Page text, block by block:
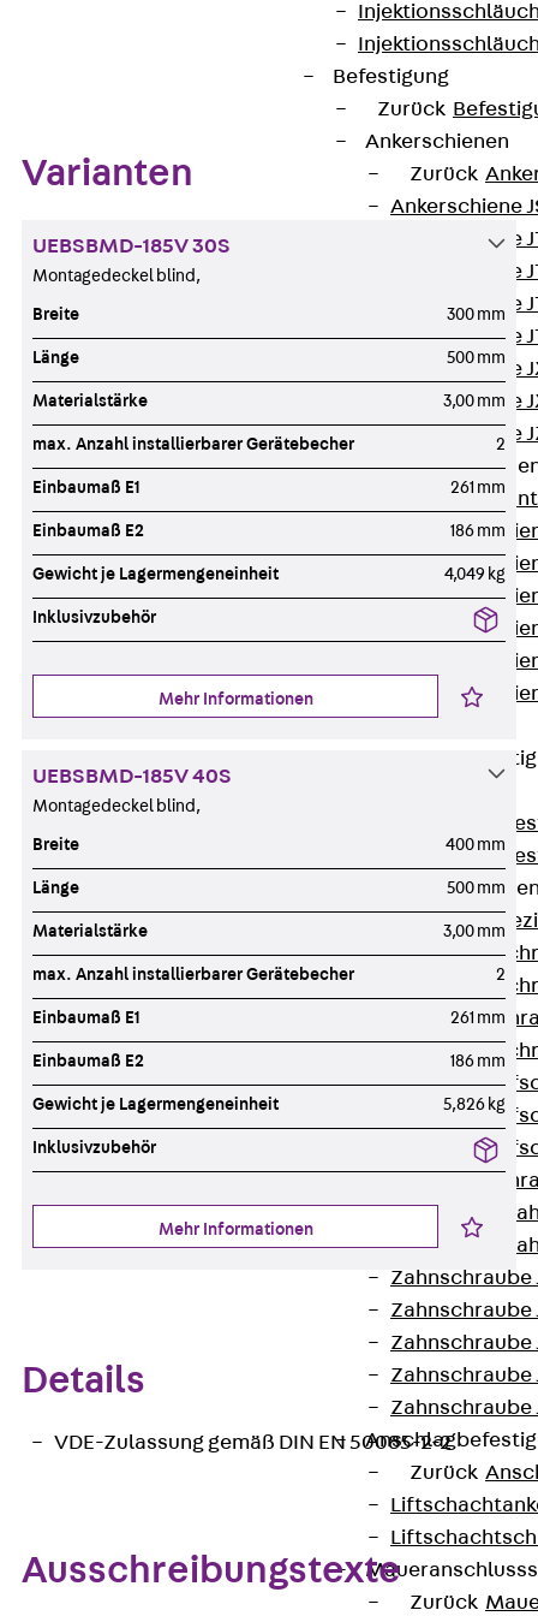
Befestigung
Zurück
Ankerschienen
Zurück
Ankerschiene
Ankerschiene
Ankerschiene
Ankerschiene
Ankerschiene
Ankerschiene
Ankerschiene
Ankerschiene
Zurück
Zurück
Zahnschraube
Zahnschraube
Zahnschraube
Zahnschraube
Zahnschraube
Zurück
Zurück
Varianten
UEBSBMD-185V 30S
Montagedeckel blind,
Breite 300 mm
Länge 500 mm
Materialstärke 3,00 mm
max. Anzahl installierbarer Gerätebecher 2
Einbaumaß E1 261 mm
Einbaumaß E2 186 mm
Gewicht je Lagermengeneinheit 4,049 kg
Inklusivzubehör
Mehr Informationen
UEBSBMD-185V 40S
Montagedeckel blind,
Breite 400 mm
Länge 500 mm
Materialstärke 3,00 mm
max. Anzahl installierbarer Gerätebecher 2
Einbaumaß E1 261 mm
Einbaumaß E2 186 mm
Gewicht je Lagermengeneinheit 5,826 kg
Inklusivzubehör
Mehr Informationen
Details
VDE-Zulassung gemäß DIN EN 50085-2-2
Ausschreibungstexte